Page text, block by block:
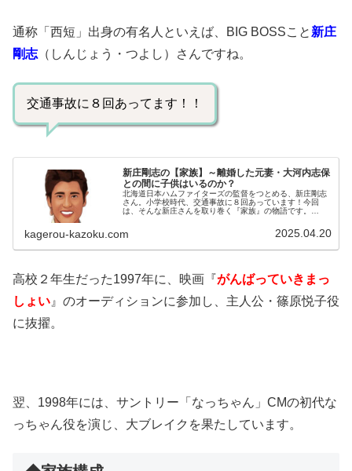
通称「西短」出身の有名人といえば、BIG BOSSこと 新庄
剛志 （しんじょう・つよし）さんですね。
交通事故に８回あってます！！
新庄剛志の【家族】～離婚した元妻・大河内志保
との間に子供はいるのか？
北海道日本ハムファイターズの監督をつとめる、新庄剛志
さん。小学校時代、交通事故に８回あっています！今回
は、そんな新庄さんを取り巻く『家族』の物語です。
kagerou-kazoku.com 2025.04.20
高校２年生だった1997年に、映画『がんばっていきまっ
しょい 』のオーディションに参加し、主人公・篠原悦子役
に抜擢。
翌、1998年には、サントリー「なっちゃん」CMの初代な
っちゃん役を演じ、大ブレイクを果たしています。